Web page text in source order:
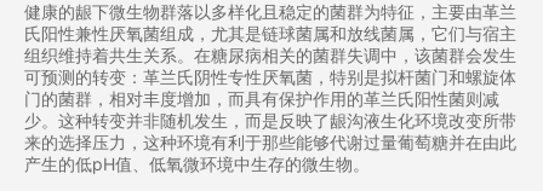
健康的龈下微生物群落以多样化且稳定的菌群为特征，主要由革兰
氏阳性兼性厌氧菌组成，尤其是链球菌属和放线菌属，它们与宿主
组织维持着共生关系。在糖尿病相关的菌群失调中，该菌群会发生
可预测的转变：革兰氏阴性专性厌氧菌，特别是拟杆菌门和螺旋体
门的菌群，相对丰度增加，而具有保护作用的革兰氏阳性菌则减
少。这种转变并非随机发生，而是反映了龈沟液生化环境改变所带
来的选择压力，这种环境有利于那些能够代谢过量葡萄糖并在由此
产生的低pH值、低氧微环境中生存的微生物。